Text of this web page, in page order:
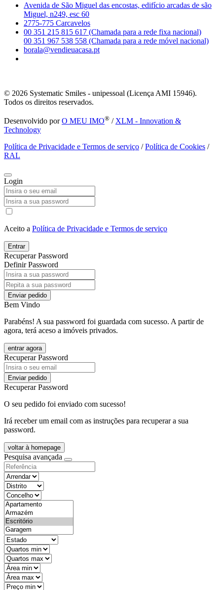
Avenida de São Miguel das encostas, edifício arcadas de são
Miguel, n249, esc 60
2775-775 Carcavelos
00 351 215 815 617 (Chamada para a rede fixa nacional)
00 351 967 538 558 (Chamada para a rede móvel nacional)
borala@vendieuacasa.pt
© 2026 Systematic Smiles - unipessoal (Licença AMI 15946).
Todos os direitos reservados.
Desenvolvido porO MEU IMO® / XLM - Innovation &
Technology
Política de Privacidade e Termos de serviço /Política de Cookies /
RAL
Login
Aceito a Política de Privacidade e Termos de serviço
Entrar
Recuperar Password
Definir Password
Enviar pedido
Bem Vindo
Parabéns! A sua password foi guardada com sucesso. A partir de
agora, terá aceso a imóveis privados.
entrar agora
Recuperar Password
Enviar pedido
Recuperar Password
O seu pedido foi enviado com sucesso!
Irá receber um email com as instruções para recuperar a sua
password.
voltar à homepage
Pesquisa avançada
objective
districtId
countyId
types
state
mintypo
maxtypo
minarea
maxarea
minprice